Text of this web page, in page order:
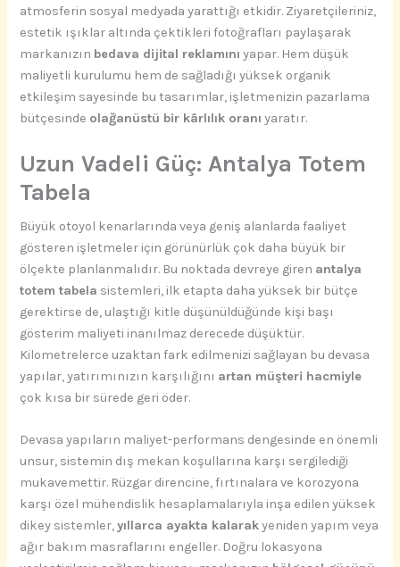
atmosferin sosyal medyada yarattığı etkidir. Ziyaretçileriniz,
estetik ışıklar altında çektikleri fotoğrafları paylaşarak
markanızın bedava dijital reklamını yapar. Hem düşük
maliyetli kurulumu hem de sağladığı yüksek organik
etkileşim sayesinde bu tasarımlar, işletmenizin pazarlama
bütçesinde olağanüstü bir kârlılık oranı yaratır.
Uzun Vadeli Güç: Antalya Totem
Tabela
Büyük otoyol kenarlarında veya geniş alanlarda faaliyet
gösteren işletmeler için görünürlük çok daha büyük bir
ölçekte planlanmalıdır. Bu noktada devreye giren antalya
totem tabela sistemleri, ilk etapta daha yüksek bir bütçe
gerektirse de, ulaştığı kitle düşünüldüğünde kişi başı
gösterim maliyeti inanılmaz derecede düşüktür.
Kilometrelerce uzaktan fark edilmenizi sağlayan bu devasa
yapılar, yatırımınızın karşılığını artan müşteri hacmiyle
çok kısa bir sürede geri öder.
Devasa yapıların maliyet-performans dengesinde en önemli
unsur, sistemin dış mekan koşullarına karşı sergilediği
mukavemettir. Rüzgar direncine, fırtınalara ve korozyona
karşı özel mühendislik hesaplamalarıyla inşa edilen yüksek
dikey sistemler,yıllarca ayakta kalarakyeniden yapım veya
ağır bakım masraflarını engeller. Doğru lokasyona